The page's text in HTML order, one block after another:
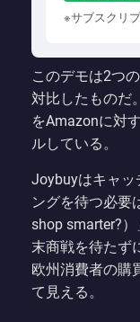
※サブスクリ
このデモは2つ
対比したものだ
をAmazonに対
ルしている。
Joybuyはキャッ
ングを待つ必要
shop smarter?
末商戦を待たず
欧州消費者の購
て見える。